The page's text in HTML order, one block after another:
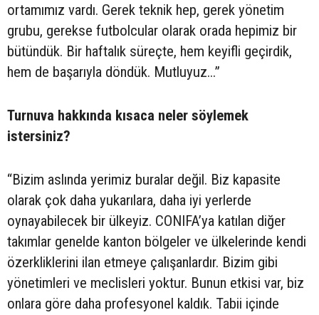
ortamımız vardı. Gerek teknik hep, gerek yönetim
grubu, gerekse futbolcular olarak orada hepimiz bir
bütündük. Bir haftalık süreçte, hem keyifli geçirdik,
hem de başarıyla döndük. Mutluyuz...”
Turnuva hakkında kısaca neler söylemek
istersiniz?
“Bizim aslında yerimiz buralar değil. Biz kapasite
olarak çok daha yukarılara, daha iyi yerlerde
oynayabilecek bir ülkeyiz. CONIFA’ya katılan diğer
takımlar genelde kanton bölgeler ve ülkelerinde kendi
özerkliklerini ilan etmeye çalışanlardır. Bizim gibi
yönetimleri ve meclisleri yoktur. Bunun etkisi var, biz
onlara göre daha profesyonel kaldık. Tabii içinde